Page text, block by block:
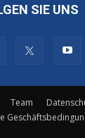
SIE UNS
Team